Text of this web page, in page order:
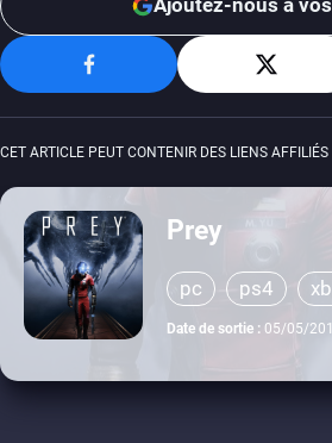
Ajoutez-nous à
CET ARTICLE PEUT CONTENIR DES LIENS AFFILIÉS
Prey
pc ps4
Date de sortie : 05/05/